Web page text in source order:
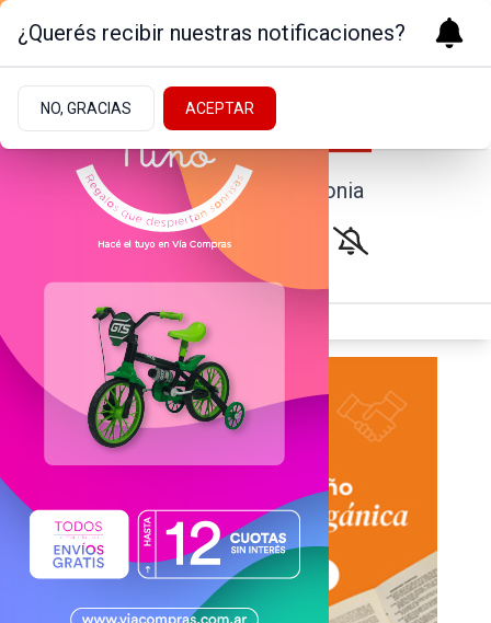
Noticias de la Patagonia
¿Querés recibir nuestras notificaciones?
NO, GRACIAS ACEPTAR